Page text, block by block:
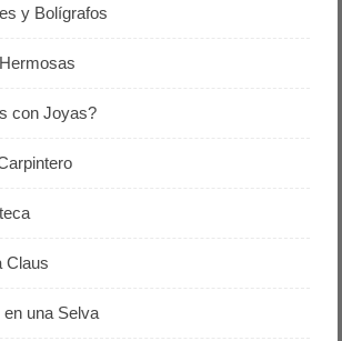
y Bolígrafos
con Joyas?
Claus
una Selva